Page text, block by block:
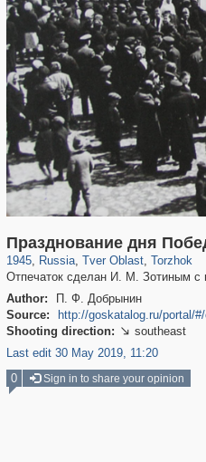
Празднование дня
1945, Russia
1,406,852 29,243
, Tver Oblast
22,593 544
, Torzhok
953 60
Отпечаток сделан И. М. Зотиным с
Author:
П. Ф. Добрынин
Source:
http://goskatalog.ru/portal/
Shooting direction:  southeast
Last edit 30 May 2019, 11:20
0 Sign in to share your opinion